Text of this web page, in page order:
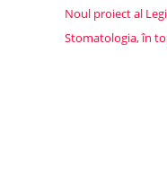
Noul proiect al
Stomatologia, în